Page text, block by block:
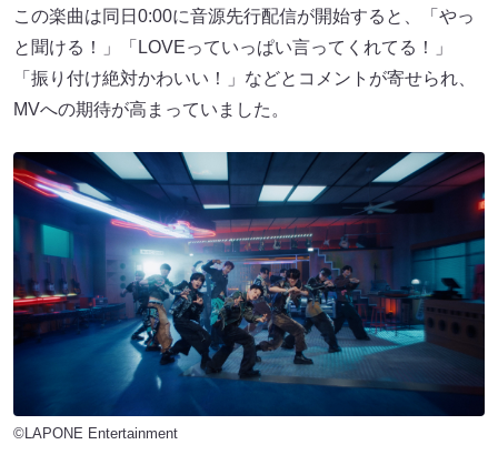
この楽曲は同日0:00に音源先行配信が開始すると、「やっ
と聞ける！」「LOVEっていっぱい言ってくれてる！」
「振り付け絶対かわいい！」などとコメントが寄せられ、
MVへの期待が高まっていました。
©LAPONE Entertainment